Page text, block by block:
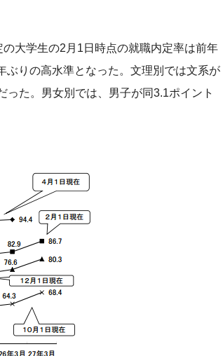
大学生の2月1日時点の就職内定率は前年
ぶりの高水準となった。文理別では文系が
った。男女別では、男子が同3.1ポイント